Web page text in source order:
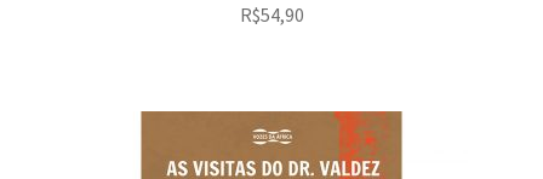
R$54,90